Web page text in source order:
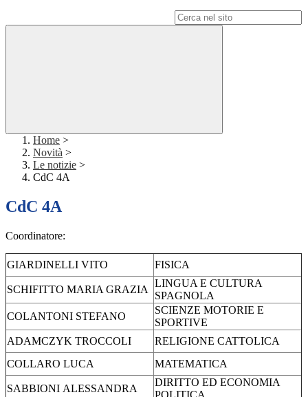
Home >
Novità >
Le notizie >
CdC 4A
CdC 4A
Coordinatore:
GIARDINELLI VITO FISICA
SCHIFITTO MARIA GRAZIA
LINGUA E CULTURA
SPAGNOLA
COLANTONI STEFANO
SCIENZE MOTORIE E
SPORTIVE
ADAMCZYK TROCCOLI
RELIGIONE CATTOLICA
COLLARO LUCA MATEMATICA
SABBIONI ALESSANDRA
DIRITTO ED ECONOMIA